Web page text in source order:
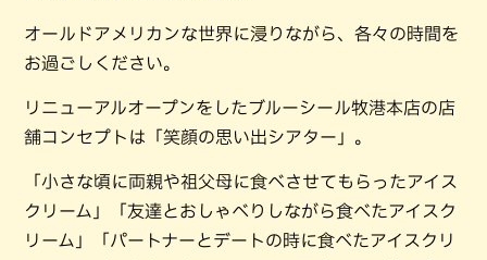
オールドアメリカンな世界に浸りながら、各々の時間を
お過ごしください。
リニューアルオープンをしたブルーシール牧港本店の店
舗コンセプトは「笑顔の思い出シアター」。
「小さな頃に両親や祖父母に食べさせてもらったアイス
クリーム」「友達とおしゃべりしながら食べたアイスク
リーム」「パートナーとデートの時に食べたアイスクリ